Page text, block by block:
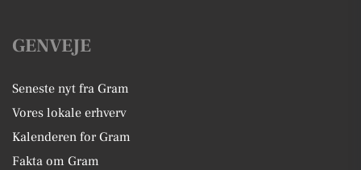
GENVEJE
Seneste nyt fra Gram
Vores lokale erhverv
Kalenderen for Gram
Fakta om Gram